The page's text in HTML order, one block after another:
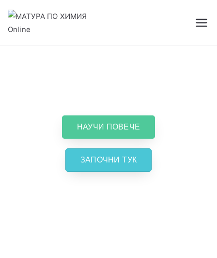
МАТУРА ПО ХИМИЯ
Online
НАУЧИ ПОВЕЧЕ
ЗАПОЧНИ ТУК